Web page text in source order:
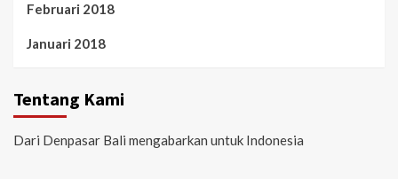
Februari 2018
Januari 2018
Tentang Kami
Dari Denpasar Bali mengabarkan untuk Indonesia